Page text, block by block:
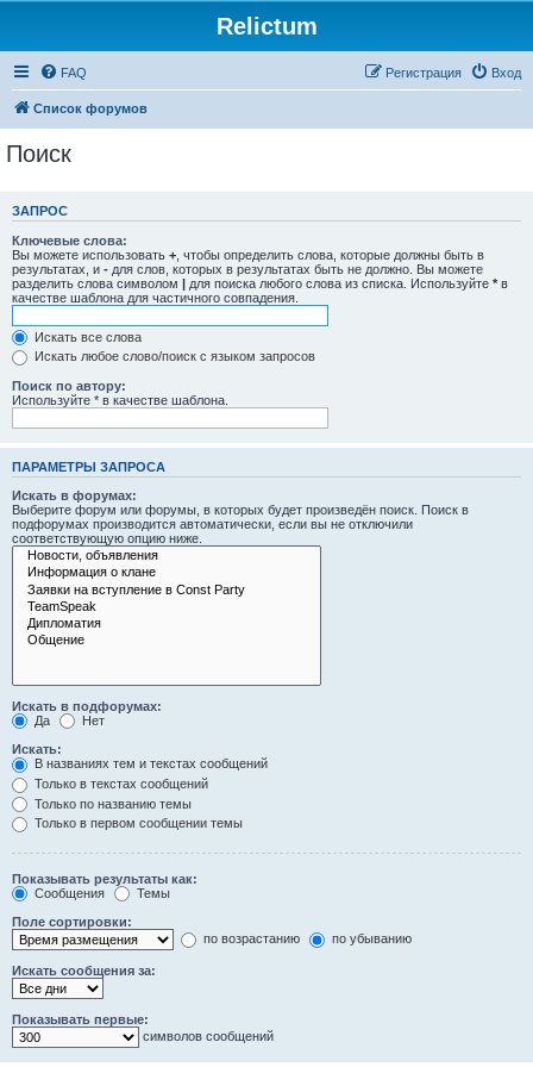
Relictum
FAQ Вход
Регистрация
Список форумов
Поиск
ЗАПРОС
Ключевые слова:
Вы можете использовать + , чтобы определить слова, которые должны быть в
результатах, и - для слов, которых в результатах быть не должно. Вы можете
разделить слова символом | для поиска любого слова из списка. Используйте * в
качестве шаблона для частичного совпадения.
Искать все слова
Искать любое слово/поиск с языком запросов
Поиск по автору:
Используйте * в качестве шаблона.
ПАРАМЕТРЫ ЗАПРОСА
Искать в форумах:
Выберите форум или форумы, в которых будет произведён поиск. Поиск в
подфорумах производится автоматически, если вы не отключили
соответствующую опцию ниже.
Искать в подфорумах:
Да
Нет
Искать:
В названиях тем и текстах сообщений
Только в текстах сообщений
Только по названию темы
Только в первом сообщении темы
Показывать результаты как:
Сообщения
Темы
Поле сортировки:
по возрастанию
по убыванию
Искать сообщения за:
Показывать первые:
символов сообщений